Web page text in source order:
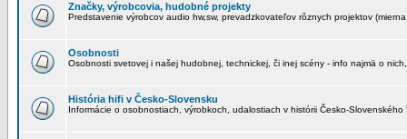
Značky, výrobcovia, hudobné projekty
Predstavenie výrobcov audio hw,sw, prevadzkovateľov rôznych projektov
Osobnosti
Osobnosti svetovej i našej hudobnej, technickej, či inej scény - info najmä o
História hifi v Česko-Slovensku
Informácie o osobnostiach, výrobkoch, udalostiach v histórii Česko-Slovenského